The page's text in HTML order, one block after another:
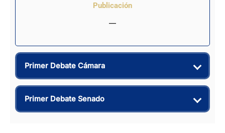
Publicación
—
Primer Debate Cámara
Primer Debate Senado